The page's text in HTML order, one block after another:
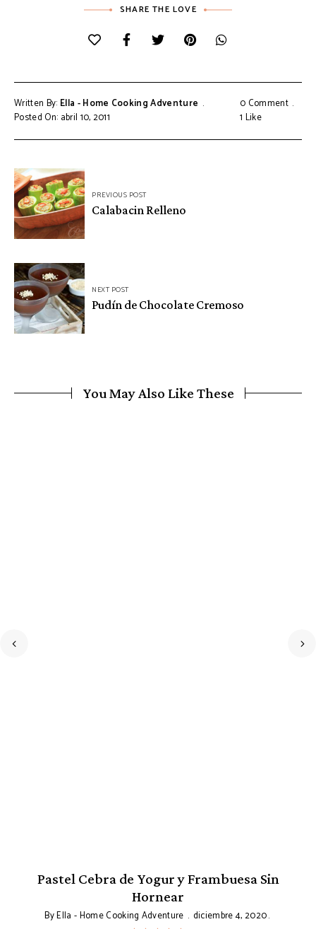
SHARE THE LOVE
Written By: Ella - Home Cooking Adventure
Posted On: abril 10, 2011
0 Comment
1 Like
Navegación
de
entradas
PREVIOUS POST
Calabacin Relleno
NEXT POST
Pudín de Chocolate Cremoso
You May Also Like These
Pastel Cebra de Yogur y Frambuesa Sin
Hornear
ByElla - Home Cooking Adventure diciembre 4, 2020